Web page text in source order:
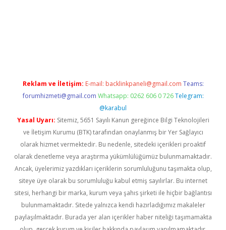
Reklam ve İletişim: E-mail: backlinkpaneli@gmail.com Teams:
forumhizmeti@gmail.com Whatsapp: 0262 606 0 726 Telegram:
@karabul
Yasal Uyarı: Sitemiz, 5651 Sayılı Kanun gereğince Bilgi Teknolojileri
ve İletişim Kurumu (BTK) tarafından onaylanmış bir Yer Sağlayıcı
olarak hizmet vermektedir. Bu nedenle, sitedeki içerikleri proaktif
olarak denetleme veya araştırma yükümlülüğümüz bulunmamaktadır.
Ancak, üyelerimiz yazdıkları içeriklerin sorumluluğunu taşımakta olup,
siteye üye olarak bu sorumluluğu kabul etmiş sayılırlar. Bu internet
sitesi, herhangi bir marka, kurum veya şahıs şirketi ile hiçbir bağlantısı
bulunmamaktadır. Sitede yalnızca kendi hazırladığımız makaleler
paylaşılmaktadır. Burada yer alan içerikler haber niteliği taşımamakta